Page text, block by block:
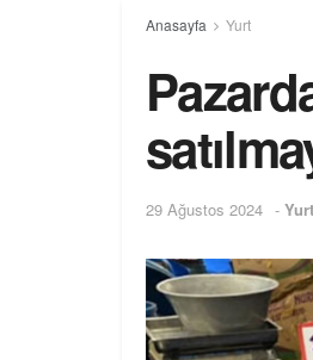
Anasayfa Yurt
29 Ağustos 2024 - Yurt